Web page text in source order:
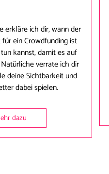
erkläre ich dir, wann der
ein Crowdfunding ist
kannst, damit es auf
verrate ich dir
deine Sichtbarkeit und
dabei spielen.
dazu